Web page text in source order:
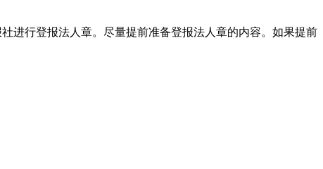
进行登报法人章。尽量提前准备登报法人章的内容。如果提前